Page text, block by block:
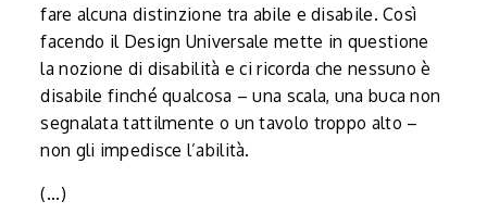
fare alcuna distinzione tra abile e disabile. Così
facendo il Design Universale mette in questione
la nozione di disabilità e ci ricorda che nessuno è
disabile finché qualcosa – una scala, una buca non
segnalata tattilmente o un tavolo troppo alto –
non gli impedisce l’abilità.
(...)